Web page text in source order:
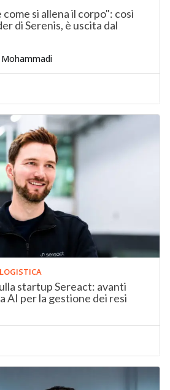
si allena il corpo": così
di Serenis, è uscita dal
Mohammadi
startup Sereact: avanti
AI per la gestione dei resi